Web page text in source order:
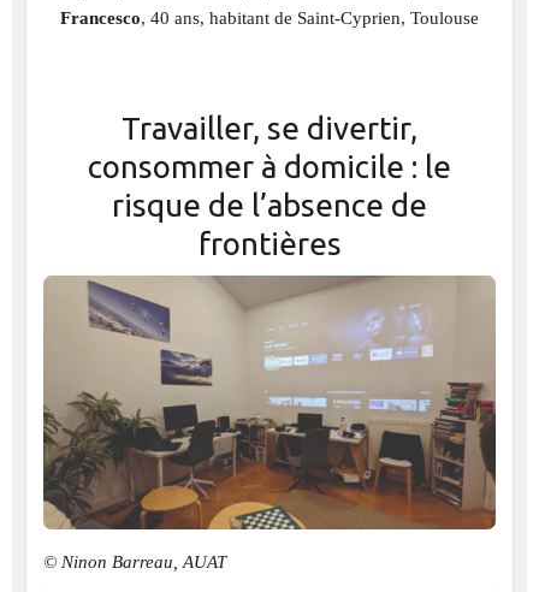
Francesco, 40 ans, habitant de Saint-Cyprien, Toulouse
Travailler, se divertir,
consommer à domicile : le
risque de l’absence de
frontières
© Ninon Barreau, AUAT